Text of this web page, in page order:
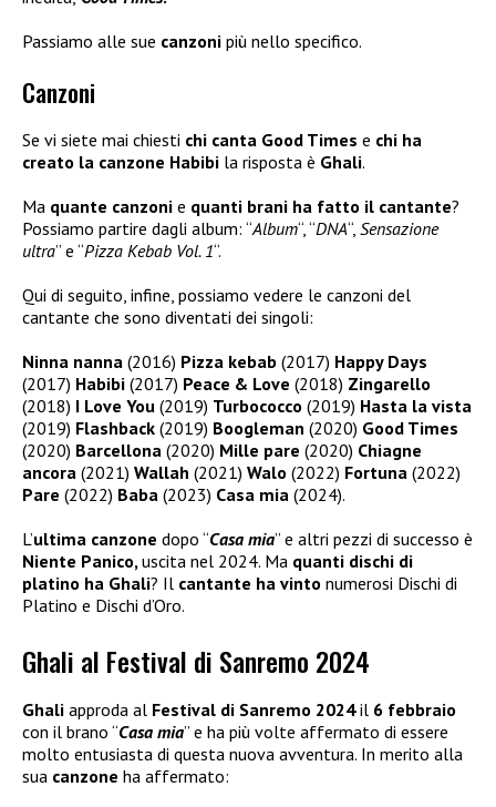
Passiamo alle sue canzoni più nello specifico.
Canzoni
Se vi siete mai chiesti chi canta Good Times e chi ha
creato la canzone Habibi la risposta è Ghali.
Ma quante canzoni e quanti brani ha fatto il cantante?
Possiamo partire dagli album: “Album“, “DNA“, Sensazione
ultra” e “Pizza Kebab Vol. 1“.
Qui di seguito, infine, possiamo vedere le canzoni del
cantante che sono diventati dei singoli:
Ninna nanna (2016) Pizza kebab (2017) Happy Days
(2017) Habibi (2017) Peace & Love (2018) Zingarello
(2018) I Love You (2019) Turbococco (2019) Hasta la vista
(2019) Flashback (2019) Boogleman (2020) Good Times
(2020) Barcellona (2020) Mille pare (2020) Chiagne
ancora (2021) Wallah (2021) Walo (2022) Fortuna (2022)
Pare (2022) Baba (2023) Casa mia (2024).
L’ultima canzone dopo “Casa mia” e altri pezzi di successo è
Niente Panico, uscita nel 2024. Ma quanti dischi di
platino ha Ghali? Il cantante ha vinto numerosi Dischi di
Platino e Dischi d’Oro.
Ghali al Festival di Sanremo 2024
Ghali approda al Festival di Sanremo 2024il 6 febbraio
con il brano “Casa mia” e ha più volte affermato di essere
molto entusiasta di questa nuova avventura. In merito alla
sua canzone ha affermato: